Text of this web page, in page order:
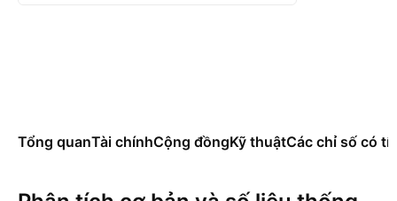
Tổng quanTài chínhCộng đồngKỹ thuậtCác chỉ số có